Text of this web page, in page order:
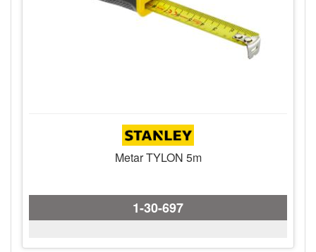
Metar TYLON 5m
1-30-697